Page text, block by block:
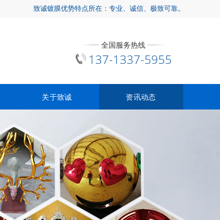
致诚镀膜优势特点所在：专业、诚信、极致可靠。
全国服务热线
137-1337-5955
关于致诚 资讯动态